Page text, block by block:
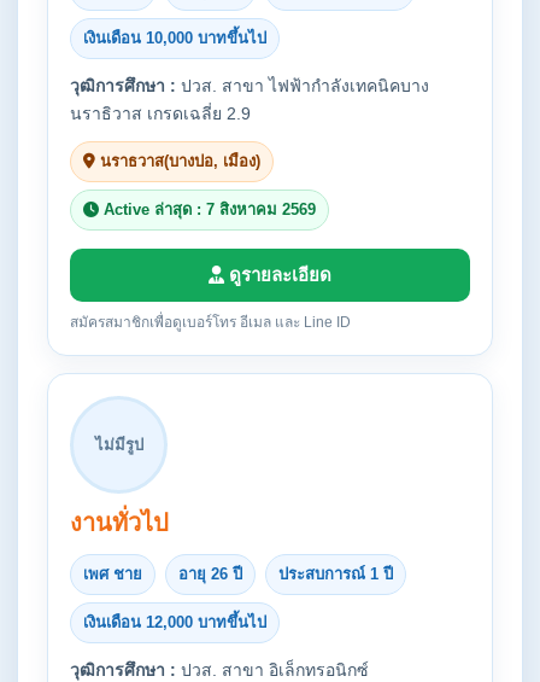
เงินเดือน 10,000 บาทขึ้นไป
วุฒิการศึกษา : ปวส. สาขา ไฟฟ้ากำลังเทคนิคบาง
นราธิวาส เกรดเฉลี่ย 2.9
นราธวาส(บางปอ, เมือง)
Active ล่าสุด : 7 สิงหาคม 2569
ดูรายละเอียด
สมัครสมาชิกเพื่อดูเบอร์โทร อีเมล และ Line ID
ไม่มีรูป
งานทั่วไป
เพศ ชาย อายุ 26 ปี ประสบการณ์ 1 ปี
เงินเดือน 12,000 บาทขึ้นไป
วุฒิการศึกษา : ปวส. สาขา อิเล็กทรอนิกซ์